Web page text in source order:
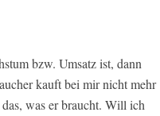
bzw. Umsatz ist, dann
kauft bei mir nicht mehr
was er braucht. Will ich